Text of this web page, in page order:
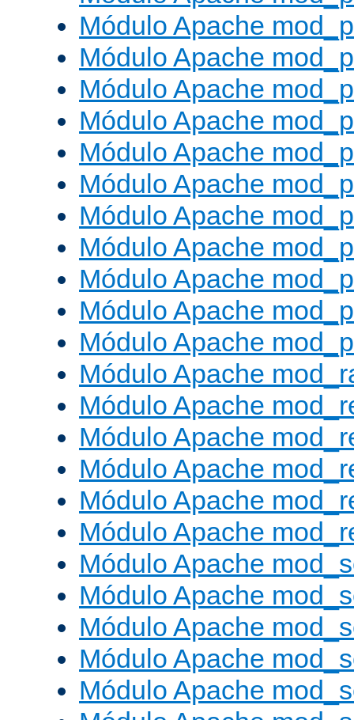
Módulo Apache
Módulo Apache
Módulo Apache
Módulo Apache
Módulo Apache
Módulo Apache
Módulo Apache
Módulo Apache
Módulo Apache
Módulo Apache
Módulo Apache
Módulo Apache
Módulo Apache
Módulo Apache
Módulo Apache
Módulo Apache
Módulo Apache
Módulo Apache
Módulo Apache
Módulo Apache
Módulo Apache
Módulo Apache